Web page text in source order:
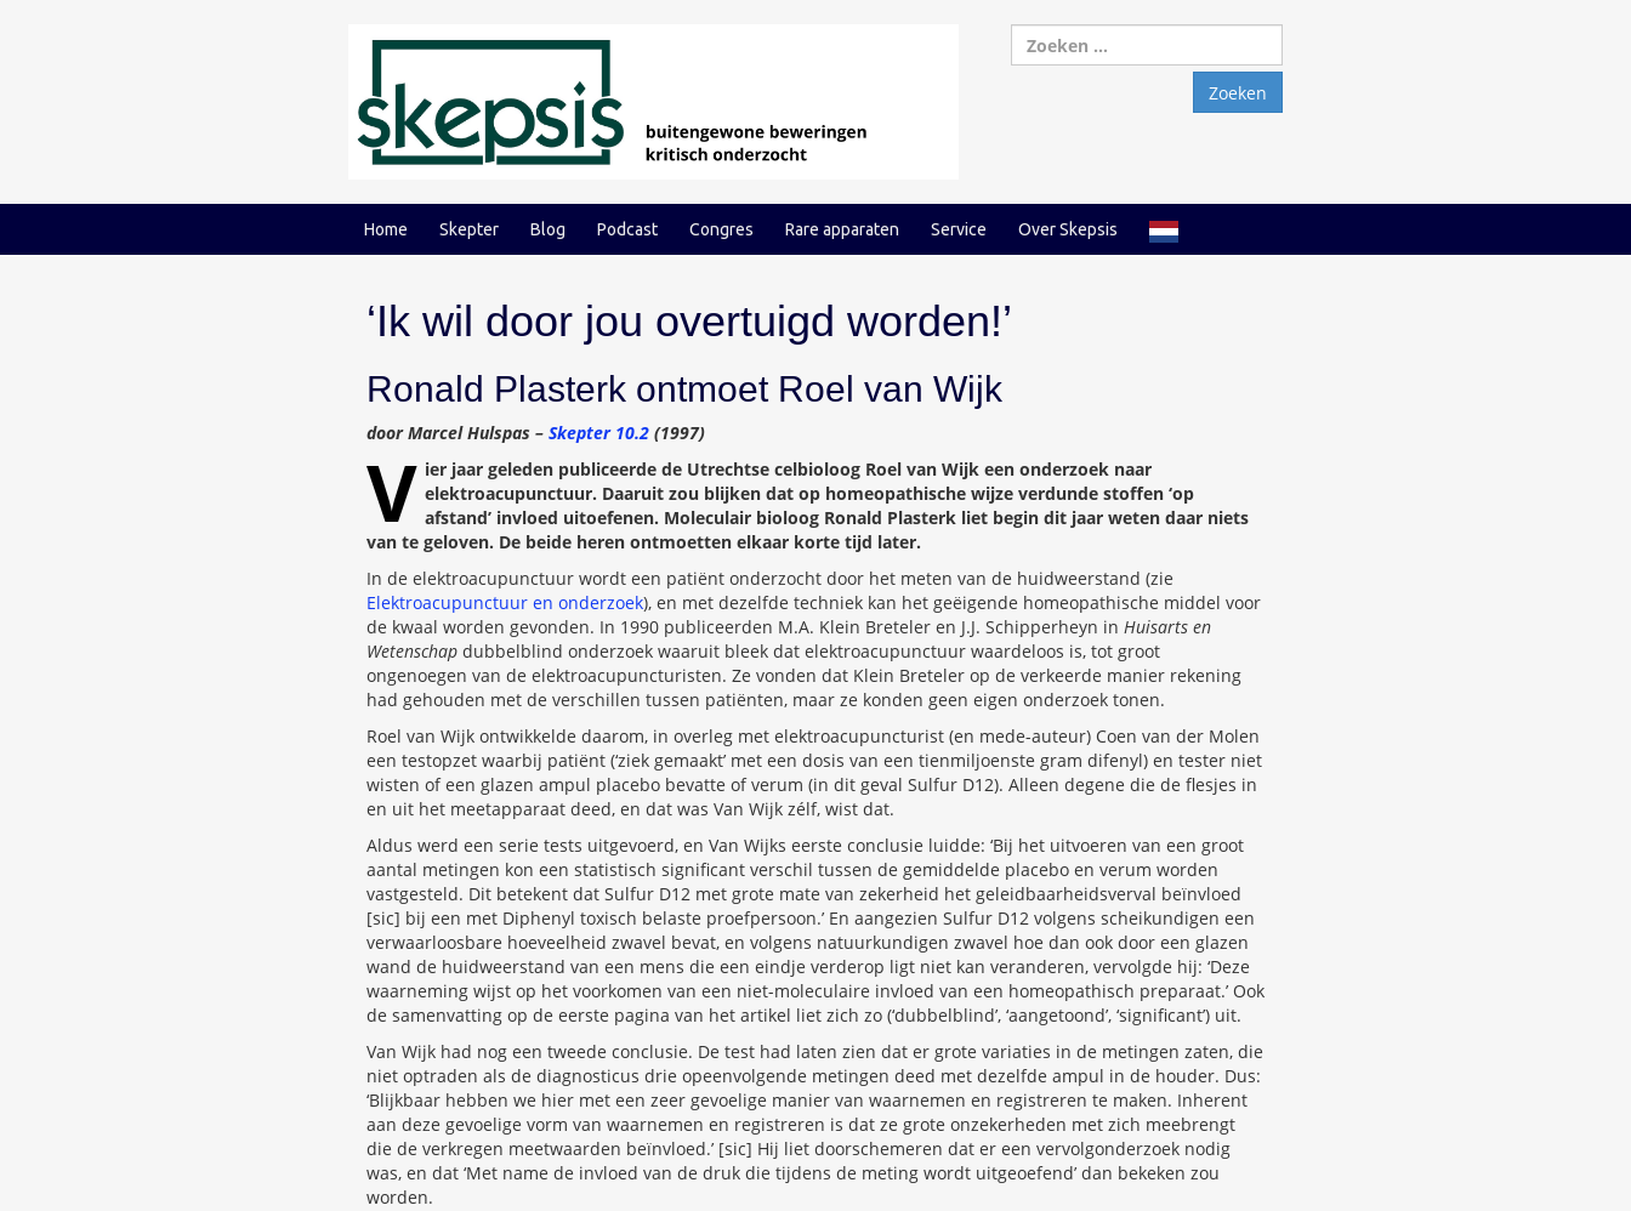
naar:
Home Skepter Blog Podcast Congres Rare apparaten Service Over Skepsis
‘Ik wil door jou overtuigd worden!’
Ronald Plasterk ontmoet Roel van Wijk
door Marcel Hulspas – Skepter 10.2 (1997)
V ier jaar geleden publiceerde de Utrechtse celbioloog Roel van Wijk een onderzoek naar
elektroacupunctuur. Daaruit zou blijken dat op homeopathische wijze verdunde stoffen ‘op
afstand’ invloed uitoefenen. Moleculair bioloog Ronald Plasterk liet begin dit jaar weten daar niets
van te geloven. De beide heren ontmoetten elkaar korte tijd later.
In de elektroacupunctuur wordt een patiënt onderzocht door het meten van de huidweerstand (zie
Elektroacupunctuur en onderzoek), en met dezelfde techniek kan het geëigende homeopathische middel voor
de kwaal worden gevonden. In 1990 publiceerden M.A. Klein Breteler en J.J. Schipperheyn in Huisarts en
Wetenschap dubbelblind onderzoek waaruit bleek dat elektroacupunctuur waardeloos is, tot groot
ongenoegen van de elektroacupuncturisten. Ze vonden dat Klein Breteler op de verkeerde manier rekening
had gehouden met de verschillen tussen patiënten, maar ze konden geen eigen onderzoek tonen.
Roel van Wijk ontwikkelde daarom, in overleg met elektroacupuncturist (en mede-auteur) Coen van der Molen
een testopzet waarbij patiënt (‘ziek gemaakt’ met een dosis van een tienmiljoenste gram difenyl) en tester niet
wisten of een glazen ampul placebo bevatte of verum (in dit geval Sulfur D12). Alleen degene die de flesjes in
en uit het meetapparaat deed, en dat was Van Wijk zélf, wist dat.
Aldus werd een serie tests uitgevoerd, en Van Wijks eerste conclusie luidde: ‘Bij het uitvoeren van een groot
aantal metingen kon een statistisch significant verschil tussen de gemiddelde placebo en verum worden
vastgesteld. Dit betekent dat Sulfur D12 met grote mate van zekerheid het geleidbaarheidsverval beïnvloed
[sic] bij een met Diphenyl toxisch belaste proefpersoon.’ En aangezien Sulfur D12 volgens scheikundigen een
verwaarloosbare hoeveelheid zwavel bevat, en volgens natuurkundigen zwavel hoe dan ook door een glazen
wand de huidweerstand van een mens die een eindje verderop ligt niet kan veranderen, vervolgde hij: ‘Deze
waarneming wijst op het voorkomen van een niet-moleculaire invloed van een homeopathisch preparaat.’ Ook
de samenvatting op de eerste pagina van het artikel liet zich zo (‘dubbelblind’, ‘aangetoond’, ‘significant’) uit.
Van Wijk had nog een tweede conclusie. De test had laten zien dat er grote variaties in de metingen zaten, die
niet optraden als de diagnosticus drie opeenvolgende metingen deed met dezelfde ampul in de houder. Dus:
‘Blijkbaar hebben we hier met een zeer gevoelige manier van waarnemen en registreren te maken. Inherent
aan deze gevoelige vorm van waarnemen en registreren is dat ze grote onzekerheden met zich meebrengt
die de verkregen meetwaarden beïnvloed.’ [sic] Hij liet doorschemeren dat er een vervolgonderzoek nodig
was, en dat ‘Met name de invloed van de druk die tijdens de meting wordt uitgeoefend’ dan bekeken zou
worden.